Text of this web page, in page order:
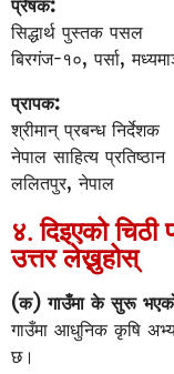
प्रेषक:
सिद्धार्थ पुस्तक पसल
बिरगंज-१०, पर्सा,
प्रापक:
श्रीमान् प्रबन्ध निर्देशक
नेपाल साहित्य प्रतिष्ठान
ललितपुर, नेपाल
४. दिइएको
उत्तर लेख्नुहोस्
(क) गाउँमा के सुरू
गाउँमा आधुनिक कृषि
छ।